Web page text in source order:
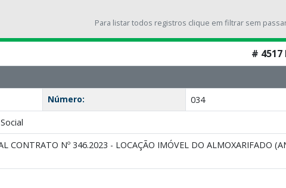
Para listar todos registros clique em filtrar sem
#
Número:
034
CONTRATO Nº 346.2023 - LOCAÇÃO IMÓVEL DO ALMOXARIFADO